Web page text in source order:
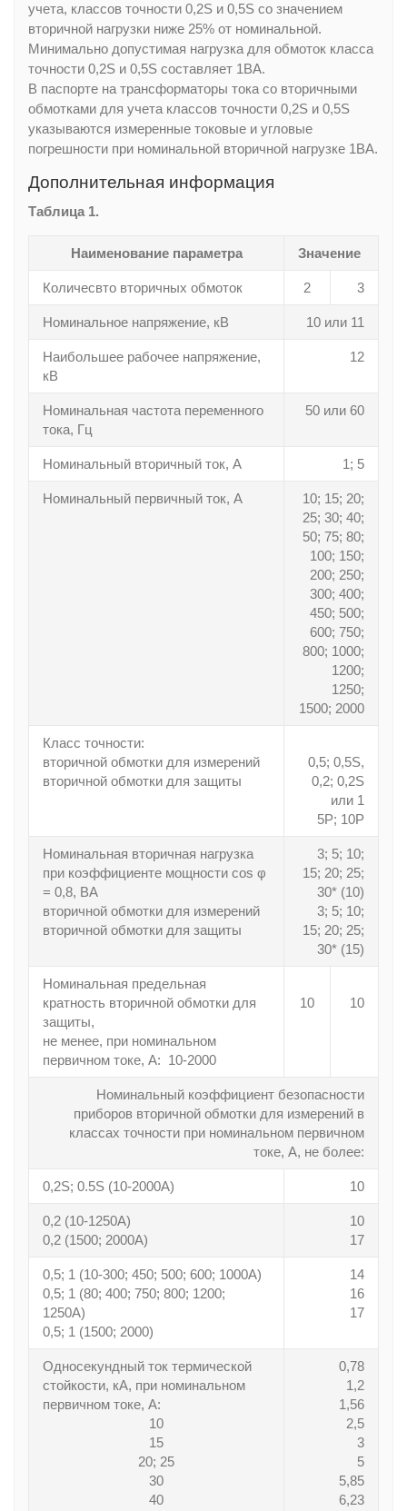
учета, классов точности 0,2S и 0,5S со значением
вторичной нагрузки ниже 25% от номинальной.
Минимально допустимая нагрузка для обмоток класса
точности 0,2S и 0,5S составляет 1ВА.
В паспорте на трансформаторы тока со вторичными
обмотками для учета классов точности 0,2S и 0,5S
указываются измеренные токовые и угловые
погрешности при номинальной вторичной нагрузке 1ВА.
Дополнительная информация
Таблица 1.
Наименование параметра Значение
Количесвто вторичных обмоток 2 3
Номинальное напряжение, кВ 10 или 11
Наибольшее рабочее напряжение,
кВ
12
Номинальная частота переменного
тока, Гц
50 или 60
Номинальный вторичный ток, А 1; 5
Номинальный первичный ток, А
10; 15; 20;
25; 30; 40;
50; 75; 80;
100; 150;
200; 250;
300; 400;
450; 500;
600; 750;
800; 1000;
1200;
1250;
1500; 2000
Класс точности:
вторичной обмотки для измерений
вторичной обмотки для защиты
0,5; 0,5S,
0,2; 0,2S
или 1
5Р; 10Р
Номинальная вторичная нагрузка
при коэффициенте мощности cos φ
= 0,8, ВА
вторичной обмотки для измерений
вторичной обмотки для защиты
3; 5; 10;
15; 20; 25;
30* (10)
3; 5; 10;
15; 20; 25;
30* (15)
Номинальная предельная
кратность вторичной обмотки для
защиты,
не менее, при номинальном
первичном токе, А: 10-2000
10 10
Номинальный коэффициент безопасности
приборов вторичной обмотки для измерений в
классах точности при номинальном первичном
токе, А, не более:
0,2S; 0.5S (10-2000А) 10
0,2 (10-1250А)
0,2 (1500; 2000А)
10
17
0,5; 1 (10-300; 450; 500; 600; 1000А)
0,5; 1 (80; 400; 750; 800; 1200;
1250А)
0,5; 1 (1500; 2000)
14
16
17
Односекундный ток термической
стойкости, кА, при номинальном
первичном токе, А:
10
15
20; 25
30
40
0,78
1,2
1,56
2,5
3
5
5,85
6,23